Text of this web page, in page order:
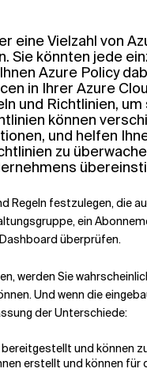
eine Vielzahl von
könnten jede
Azure Policy
in Ihrer Azure
und Richtlinien,
können
und helfen
zu
Regeln festzulegen, die
ein
überprüfen.
werden Sie
Und wenn die
der Unterschiede:
und können
erstellt und können für